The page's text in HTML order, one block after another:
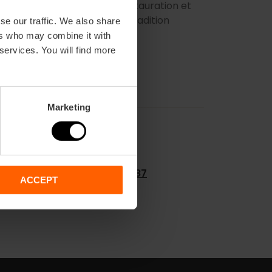
our traffic. We also share
who may combine it with
You will find more
Marketing
ACCEPT
dans le domaine de la restauration et
qui respectent la tradition
607 58 82 87